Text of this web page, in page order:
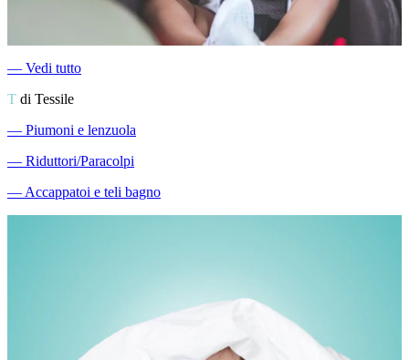
― Vedi tutto
T di Tessile
― Piumoni e lenzuola
― Riduttori/Paracolpi
―Accappatoi e teli bagno